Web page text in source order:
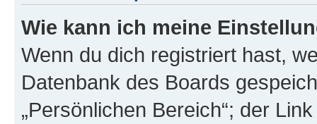
Wie kann ich meine
Wenn du dich registriert hast,
Datenbank des Boards
„Persönlichen Bereich“; der